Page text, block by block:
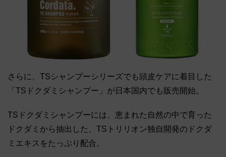
さらに、TSシャンプーシリーズでも頭皮ケアに着目した
「TSドクダミシャンプー」が日本国内でも販売開始。
TSドクダミシャンプーには、恵まれた自然の中で育った
ドクダミから抽出した、TSトリリオン独自開発のドクダ
ミエキスをたっぷり配合。